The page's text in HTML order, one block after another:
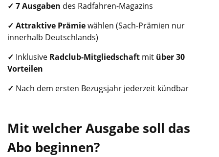
✓ 7 Ausgaben des Radfahren-Magazins
✓ Attraktive Prämiewählen (Sach-Prämien nur
innerhalb Deutschlands)
✓ Inklusive Radclub-Mitgliedschaft mit über 30
Vorteilen
✓ Nach dem ersten Bezugsjahr jederzeit kündbar
Mit welcher Ausgabe soll das
Abo beginnen?